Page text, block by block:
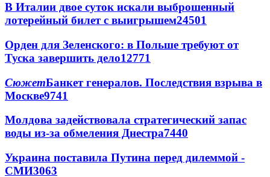
В Италии двое суток искали выброшенный
лотерейный билет с выигрышем24501
Орден для Зеленского: в Польше требуют от
Туска завершить дело12771
СюжетБанкет генералов. Последствия взрыва в
Москве9741
Молдова задействовала стратегический запас
воды из-за обмеления Днестра7440
Украина поставила Путина перед дилеммой -
СМИ3063